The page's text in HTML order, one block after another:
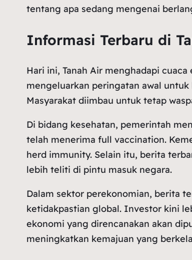
tentang apa sedang mengenai
Informasi Terbaru di
Hari ini, Tanah Air menghadapi
mengeluarkan peringatan awal
Masyarakat diimbau untuk tetap
Di bidang kesehatan, pemerintah
telah menerima full vaccination.
herd immunity. Selain itu, berita
lebih teliti di pintu masuk negara.
Dalam sektor perekonomian, berita
ketidakpastian global. Investor kini
ekonomi yang direncanakan akan
meningkatkan kemajuan yang